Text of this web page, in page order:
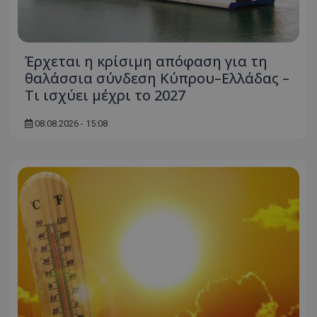
Έρχεται η κρίσιμη απόφαση για τη
θαλάσσια σύνδεση Κύπρου–Ελλάδας –
Τι ισχύει μέχρι το 2027
08.08.2026 - 15:08
Microsoft Corporation